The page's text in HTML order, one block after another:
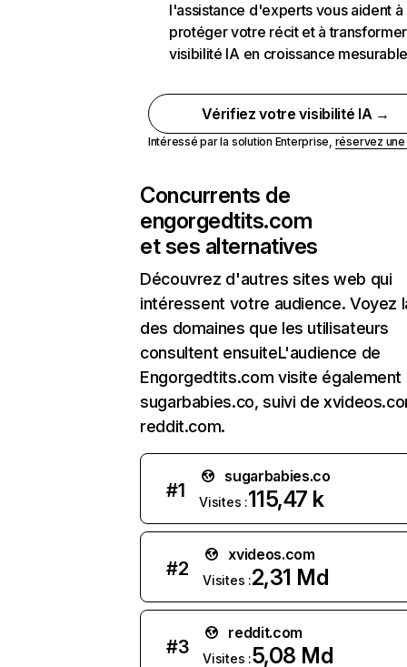
l'assistance d'experts vous aident à
protéger votre récit et à
visibilité IA en croissance
Vérifiez votre visibilité IA →
Intéressé par la solution Enterprise, réservez
Concurrents de
engorgedtits.com
et ses alternatives
Découvrez d'autres sites web qui
intéressent votre audience. Voyez
des domaines que les utilisateurs
consultent ensuiteL'audience de
Engorgedtits.com visite également
sugarbabies.co, suivi de
reddit.com.
#1
sugarbabies.co
Visites :115,47 k
#2
xvideos.com
Visites :2,31 Md
#3
reddit.com
Visites :5,08 Md